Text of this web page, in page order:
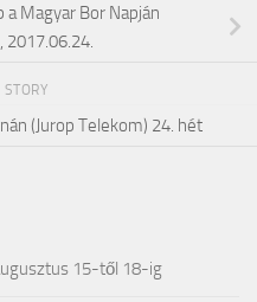
Magyar Bor Napján
2017.06.24.
STORY
(Jurop Telekom) 24. hét
15-től 18-ig